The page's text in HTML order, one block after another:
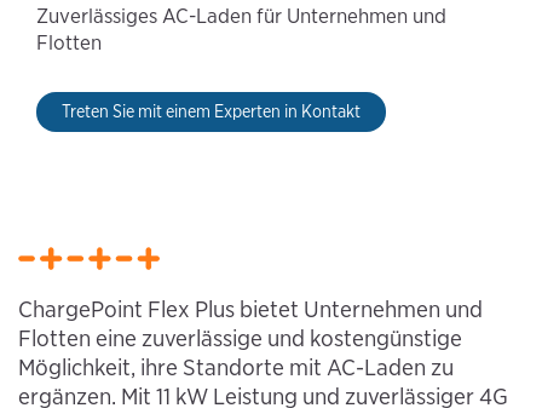
Zuverlässiges AC-Laden für Unternehmen und
Flotten
Treten Sie mit einem Experten in Kontakt
ChargePoint Flex Plus bietet Unternehmen und
Flotten eine zuverlässige und kostengünstige
Möglichkeit, ihre Standorte mit AC-Laden zu
ergänzen. Mit 11 kW Leistung und zuverlässiger 4G